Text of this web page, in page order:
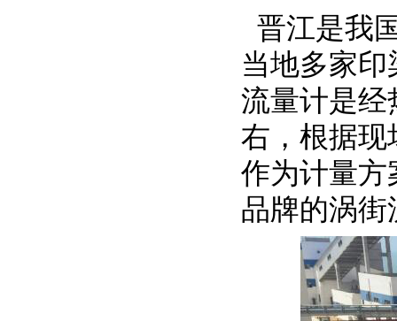
晋江是我
当地多家
流量计是经
右，根据现
作为计量方
品牌的涡